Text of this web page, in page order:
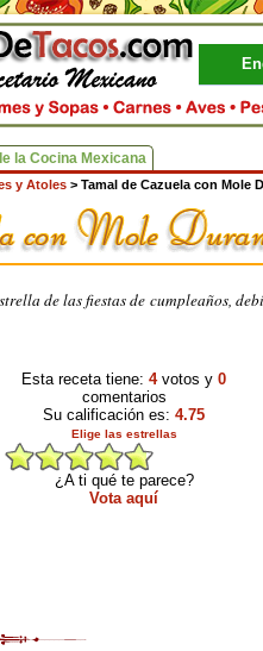
la Cocina Mexicana
y Atoles > Tamal de Cazuela con Mole
de las fiestas de cumpleaños,
Esta receta tiene: 4votos y 0
comentarios
Su calificación es: 4.75
Elige las estrellas
¿A ti qué te parece?
Vota aquí